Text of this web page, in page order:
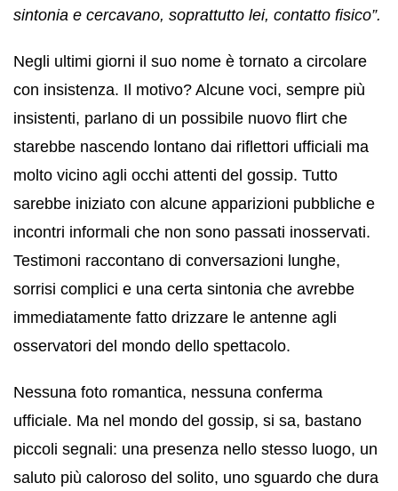
sintonia e cercavano, soprattutto lei, contatto fisico”.
Negli ultimi giorni il suo nome è tornato a circolare
con insistenza. Il motivo? Alcune voci, sempre più
insistenti, parlano di un possibile nuovo flirt che
starebbe nascendo lontano dai riflettori ufficiali ma
molto vicino agli occhi attenti del gossip. Tutto
sarebbe iniziato con alcune apparizioni pubbliche e
incontri informali che non sono passati inosservati.
Testimoni raccontano di conversazioni lunghe,
sorrisi complici e una certa sintonia che avrebbe
immediatamente fatto drizzare le antenne agli
osservatori del mondo dello spettacolo.
Nessuna foto romantica, nessuna conferma
ufficiale. Ma nel mondo del gossip, si sa, bastano
piccoli segnali: una presenza nello stesso luogo, un
saluto più caloroso del solito, uno sguardo che dura